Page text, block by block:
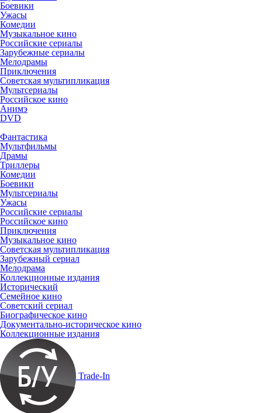
Боевики
Ужасы
Комедии
Музыкальное кино
Российские сериалы
Зарубежные сериалы
Мелодрамы
Приключения
Советская мультипликация
Мультсериалы
Российское кино
Анимэ
DVD
Фантастика
Мультфильмы
Драмы
Триллеры
Комедии
Боевики
Мультсериалы
Ужасы
Российские сериалы
Российское кино
Приключения
Музыкальное кино
Советская мультипликация
Зарубежный сериал
Мелодрама
Коллекционные издания
Исторический
Семейное кино
Советский сериал
Биографическое кино
Документально-историческое кино
Коллекционные издания
Trade-In